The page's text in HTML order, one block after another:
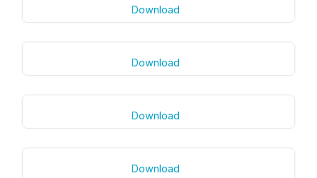
Download
Download
Download
Download